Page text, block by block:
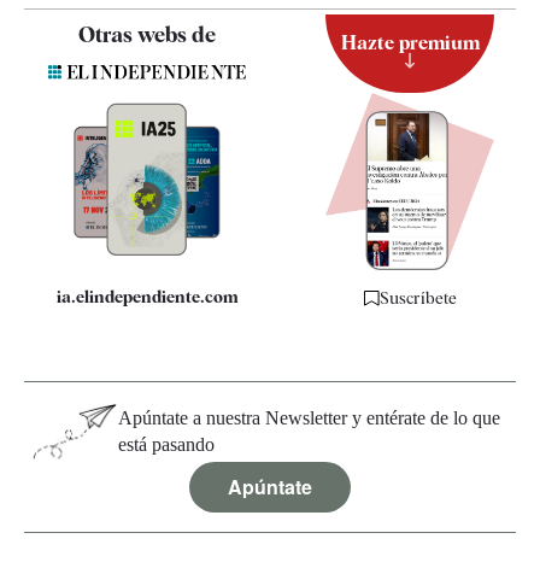
Contacto
Quiénes somos
Especificaciones
Otras webs de
ia.elindependiente.com
Hazte premium
Suscríbete
Apúntate a nuestra Newsletter y entérate de lo que
está pasando
Apúntate